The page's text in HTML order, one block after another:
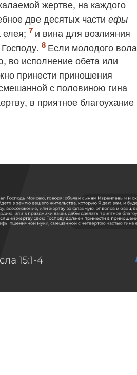
жертве, на каждого
две десятых части ефы
и вина для возлияния
Если молодого вола
во исполнение обета или
принести приношения
с половиною гина
в приятное благоухание